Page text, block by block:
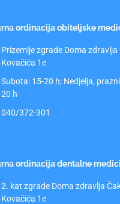
ordinacija obiteljske
Prizemlje zgrade Doma zdravlja
Kovačića 1e
Subota: 15-20 h; Nedjelja,
20 h
040/372-301
ordinacija dentalne
2. kat zgrade Doma zdravlja
Kovačića 1e